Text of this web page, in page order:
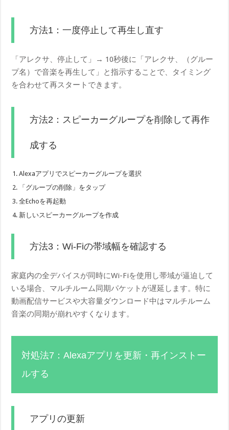
方法1：一度停止して再生し直す
「アレクサ、停止して」→ 10秒後に「アレクサ、（グルー
プ名）で音楽を再生して」と指示することで、タイミング
を合わせて再スタートできます。
方法2：スピーカーグループを削除して再作
成する
Alexaアプリでスピーカーグループを選択
「グループの削除」をタップ
全Echoを再起動
新しいスピーカーグループを作成
方法3：Wi-Fiの帯域幅を確認する
家庭内の全デバイスが同時にWi-Fiを使用し帯域が逼迫して
いる場合、マルチルーム同期パケットが遅延します。特に
動画配信サービスや大容量ダウンロード中はマルチルーム
音楽の同期が崩れやすくなります。
対処法7：Alexaアプリを更新・再インストー
ルする
アプリの更新